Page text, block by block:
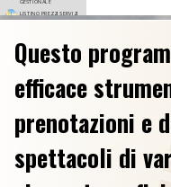
Questo
efficace
prenotazioni e
spettacoli di